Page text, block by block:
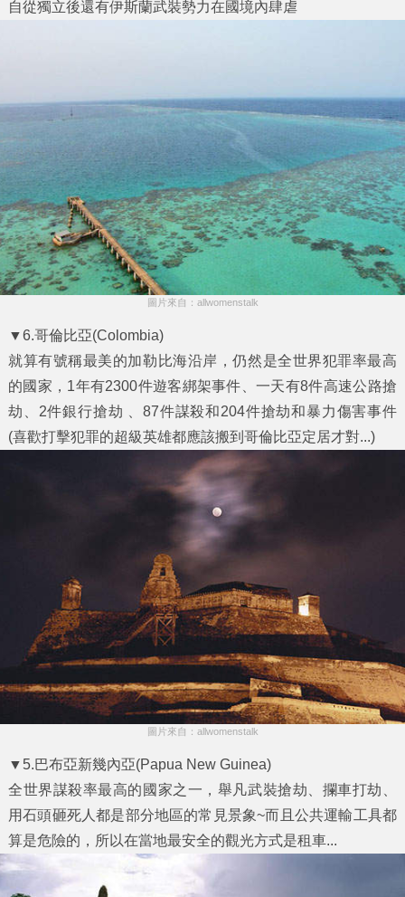
自從獨立後還有伊斯蘭武裝勢力在國境內肆虐
圖片來自：allwomenstalk
▼6.哥倫比亞(Colombia)
就算有號稱最美的加勒比海沿岸，仍然是全世界犯罪率最高
的國家，1年有2300件遊客綁架事件、一天有8件高速公路搶
劫、2件銀行搶劫 、87件謀殺和204件搶劫和暴力傷害事件
(喜歡打擊犯罪的超級英雄都應該搬到哥倫比亞定居才對...)
圖片來自：allwomenstalk
▼5.巴布亞新幾內亞(Papua New Guinea)
全世界謀殺率最高的國家之一，舉凡武裝搶劫、攔車打劫、
用石頭砸死人都是部分地區的常見景象~而且公共運輸工具都
算是危險的，所以在當地最安全的觀光方式是租車...